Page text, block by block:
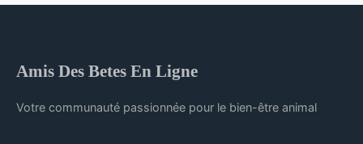
Amis Des Betes En Ligne
Votre communauté passionnée pour le bien-être animal